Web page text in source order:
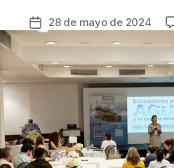
c
e
b
o
o
k
itt
er
Fecha
entrada
28 de mayo de 2024